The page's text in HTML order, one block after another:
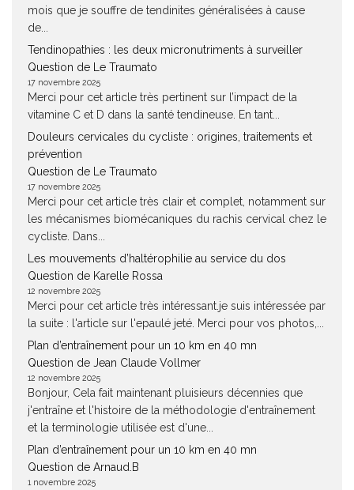
mois que je souffre de tendinites généralisées à cause
de...
Tendinopathies : les deux micronutriments à surveiller
Question de Le Traumato
17 novembre 2025
Merci pour cet article très pertinent sur l’impact de la
vitamine C et D dans la santé tendineuse. En tant...
Douleurs cervicales du cycliste : origines, traitements et
prévention
Question de Le Traumato
17 novembre 2025
Merci pour cet article très clair et complet, notamment sur
les mécanismes biomécaniques du rachis cervical chez le
cycliste. Dans...
Les mouvements d’haltérophilie au service du dos
Question de Karelle Rossa
12 novembre 2025
Merci pour cet article très intéressant.je suis intéressée par
la suite : l'article sur l'epaulé jeté. Merci pour vos photos,...
Plan d’entraînement pour un 10 km en 40 mn
Question de Jean Claude Vollmer
12 novembre 2025
Bonjour, Cela fait maintenant pluisieurs décennies que
j'entraîne et l'histoire de la méthodologie d'entraînement
et la terminologie utilisée est d'une...
Plan d’entraînement pour un 10 km en 40 mn
Question de Arnaud.B
1 novembre 2025